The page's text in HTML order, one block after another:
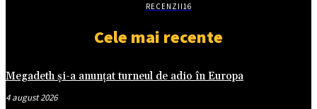
RECENZII16
Cele mai recente
Megadeth și-a anunțat turneul de adio în Europa
4 august 2026